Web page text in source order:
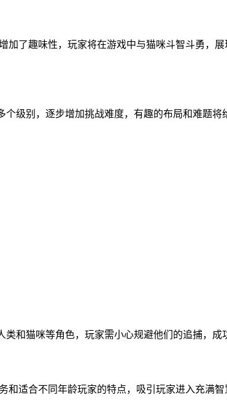
了趣味性，玩家将在游戏中与猫咪斗智斗勇，
级别，逐步增加挑战难度，有趣的布局和难题将
和猫咪等角色，玩家需小心规避他们的追捕，成
和适合不同年龄玩家的特点，吸引玩家进入充满